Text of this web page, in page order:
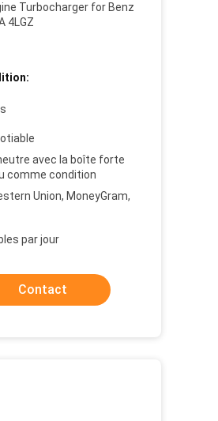
Turbocharger for Benz
4LGZ
avec la boîte forte
comme condition
Union, MoneyGram,
par jour
Contact